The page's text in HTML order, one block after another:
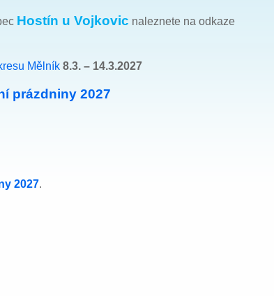
Hostín u Vojkovic naleznete na odkaze
Mělník 8.3. – 14.3.2027
prázdniny 2027
2027.